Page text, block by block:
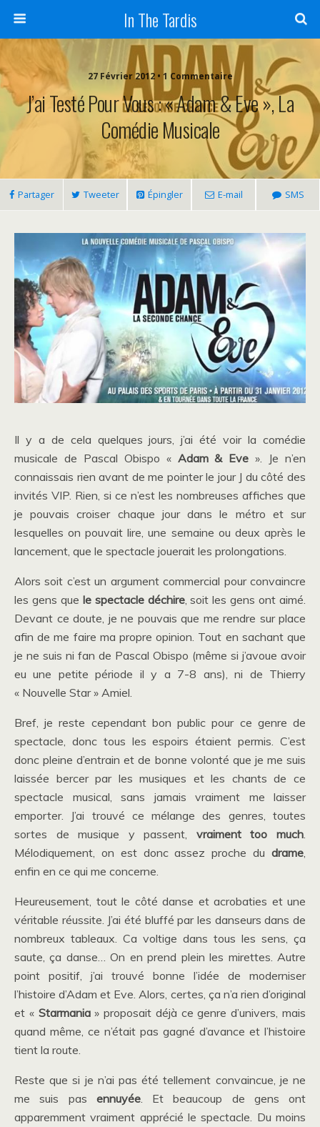
In The Tardis
27 Février 2012 • 1 Commentaire
J’ai Testé Pour Vous : « Adam & Eve », La
Comédie Musicale
Partager Tweeter Épingler E-mail SMS
Il y a de cela quelques jours, j’ai été voir la comédie
musicale de Pascal Obispo « Adam & Eve». Je n’en
connaissais rien avant de me pointer le jour J du côté des
invités VIP. Rien, si ce n’est les nombreuses affiches que
je pouvais croiser chaque jour dans le métro et sur
lesquelles on pouvait lire, une semaine ou deux après le
lancement, que le spectacle jouerait les prolongations.
Alors soit c’est un argument commercial pour convaincre
les gens que le spectacle déchire, soit les gens ont aimé.
Devant ce doute, je ne pouvais que me rendre sur place
afin de me faire ma propre opinion. Tout en sachant que
je ne suis ni fan de Pascal Obispo (même si j’avoue avoir
eu une petite période il y a 7-8 ans), ni de Thierry
« Nouvelle Star » Amiel.
Bref, je reste cependant bon public pour ce genre de
spectacle, donc tous les espoirs étaient permis. C’est
donc pleine d’entrain et de bonne volonté que je me suis
laissée bercer par les musiques et les chants de ce
spectacle musical, sans jamais vraiment me laisser
emporter. J’ai trouvé ce mélange des genres, toutes
sortes de musique y passent, vraiment too much
Mélodiquement, on est donc assez proche du drame
enfin en ce qui me concerne.
Heureusement, tout le côté danse et acrobaties et une
véritable réussite. J’ai été bluffé par les danseurs dans de
nombreux tableaux. Ca voltige dans tous les sens, ça
saute, ça danse… On en prend plein les mirettes. Autre
point positif, j’ai trouvé bonne l’idée de moderniser
l’histoire d’Adam et Eve. Alors, certes, ça n’a rien d’original
et « Starmania» proposait déjà ce genre d’univers, mais
quand même, ce n’était pas gagné d’avance et l’histoire
tient la route.
Reste que si je n’ai pas été tellement convaincue, je ne
me suis pas ennuyée. Et beaucoup de gens ont
apparemment vraiment apprécié le spectacle. Du moins